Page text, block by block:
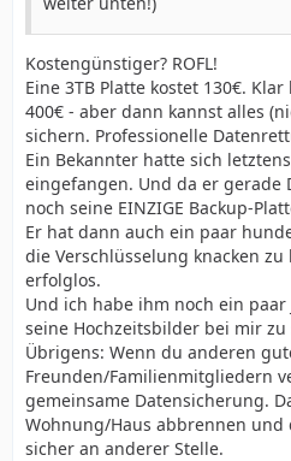
Kostengünstiger? ROFL!
Eine 3TB Platte kostet 130€.
400€ - aber dann kannst alles
sichern. Professionelle
Ein Bekannter hatte sich
eingefangen. Und da er gerade
noch seine EINZIGE Backup-
Er hat dann auch ein paar
die Verschlüsselung knacken
erfolglos.
Und ich habe ihm noch ein
seine Hochzeitsbilder bei mir zu
Übrigens: Wenn du anderen
Freunden/Familienmitgliedern
gemeinsame Datensicherung.
Wohnung/Haus abbrennen und
sicher an anderer Stelle.